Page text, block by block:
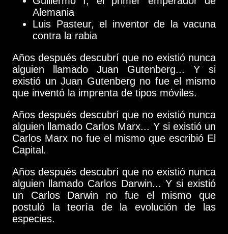
Alemania
Luis Pasteur, el inventor de la vacuna
contra la rabia
Años después descubrí que no existió nunca
alguien llamado Juan Gutenberg... Y si
existió un Juan Gutenberg no fue el mismo
que inventó la imprenta de tipos móviles.
Años después descubrí que no existió nunca
alguien llamado Carlos Marx... Y si existió un
Carlos Marx no fue el mismo que escribió El
Capital.
Años después descubrí que no existió nunca
alguien llamado Carlos Darwin... Y si existió
un Carlos Darwin no fue el mismo que
postuló la teoría de la evolución de las
especies.